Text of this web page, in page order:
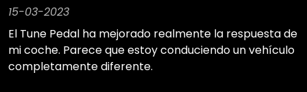
15-03-2023
El Tune Pedal ha mejorado realmente la respuesta de
mi coche. Parece que estoy conduciendo un vehículo
completamente diferente.